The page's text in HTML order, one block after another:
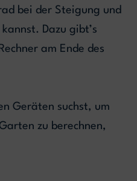
bei der Steigung und
Dazu gibt’s
am Ende des
Geräten suchst, um
zu berechnen,